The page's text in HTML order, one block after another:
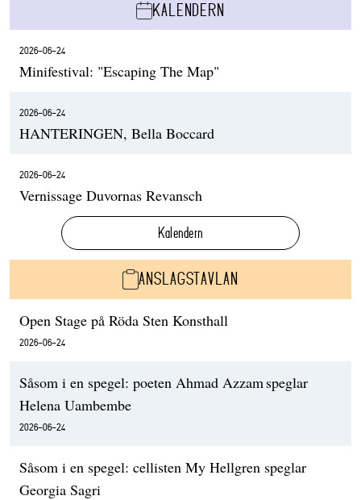
KALENDERN
2026-06-24
Minifestival: "Escaping The Map"
2026-06-24
HANTERINGEN, Bella Boccard
2026-06-24
Vernissage Duvornas Revansch
Kalendern
ANSLAGSTAVLAN
Open Stage på Röda Sten Konsthall
2026-06-24
Såsom i en spegel: poeten Ahmad Azzam speglar
Helena Uambembe
2026-06-24
Såsom i en spegel: cellisten My Hellgren speglar
Georgia Sagri